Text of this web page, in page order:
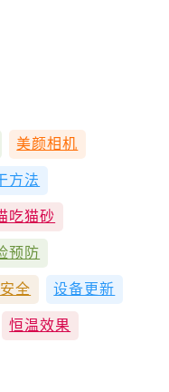
美颜相机
方法
吃猫砂
预防
全 设备更新
恒温效果